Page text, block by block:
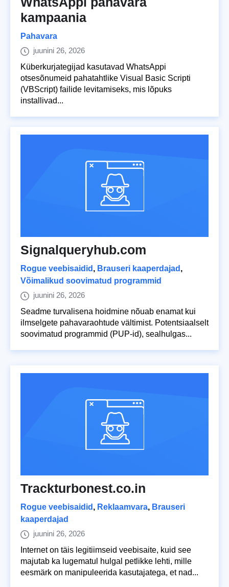
kampaania
Pahavara
juunini 26, 2026
Küberkurjategijad kasutavad WhatsAppi
otsesõnumeid pahatahtlike Visual Basic Scripti
(VBScript) failide levitamiseks, mis lõpuks
installivad...
Signalqueryhub.com
Rogue veebisaidid , Brauseri kaaperdajad ,
Võimalikud soovimatud programmid
juunini 26, 2026
Seadme turvalisena hoidmine nõuab enamat kui
ilmselgete pahavaraohtude vältimist. Potentsiaalselt
soovimatud programmid (PUP-id), sealhulgas...
Trackturbonest.co.in
Rogue veebisaidid , Reklaamvara, Brauseri
kaaperdajad
juunini 26, 2026
Internet on täis legitiimseid veebisaite, kuid see
majutab ka lugematul hulgal petlikke lehti, mille
eesmärk on manipuleerida kasutajatega, et nad...